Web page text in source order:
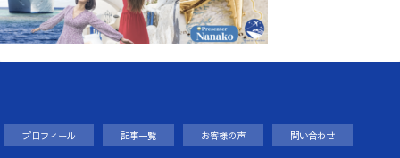
プロフィール 記事一覧 お客様の声 問い合わせ